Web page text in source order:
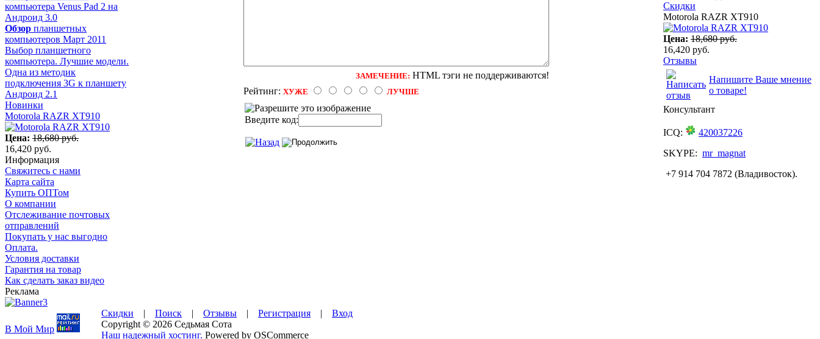
компьютера Venus Pad 2 на
Андроид 3.0
Обзор планшетных
компьютеров Март 2011
Выбор планшетного
компьютера. Лучшие модели.
Одна из методик
подключения 3G к планшету
Андроид 2.1
Новинки
Motorola RAZR XT910
Цена: 18,680 руб.
16,420 руб.
Информация
Свяжитесь с нами
Карта сайта
Купить ОПТом
О компании
Отслеживание почтовых
отправлений
Покупать у нас выгодно
Оплата.
Условия доставки
Гарантия на товар
Как сделать заказ видео
Реклама
ЗАМЕЧЕНИЕ: HTML тэги не поддерживаются!
Рейтинг: ХУЖЕ ЛУЧШЕ
Введите код:
Скидки
Motorola RAZR XT910
Цена: 18,680 руб.
16,420 руб.
Отзывы
Напишите Ваше мнение
о товаре!
Консультант
ICQ:
420037226
SKYPE: mr_magnat
+7 914 704 7872 (Владивосток).
В Мой Мир
Скидки | Поиск | Отзывы | Регистрация | Вход
Copyright © 2026 Седьмая Сота
Наш надежный хостинг. Powered by OSCommerce